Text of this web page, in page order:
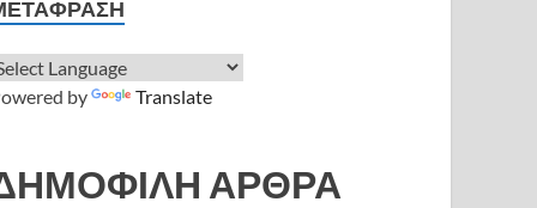
by Translate
ΑΡΘΡΑ